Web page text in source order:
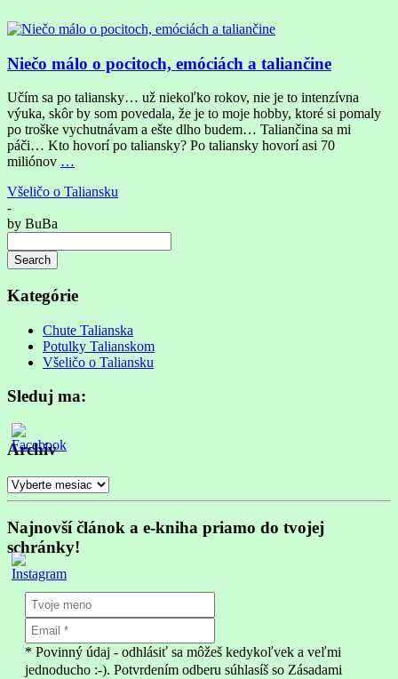
Niečo málo o pocitoch, emóciách a taliančine
Učím sa po taliansky… už niekoľko rokov, nie je to intenzívna
výuka, skôr by som povedala, že je to moje hobby, ktoré si pomaly
po troške vychutnávam a ešte dlho budem… Taliančina sa mi
páči… Kto hovorí po taliansky? Po taliansky hovorí asi 70
miliónov …
Všeličo o Taliansku
-
by BuBa
Search
is
progress
Kategórie
Chute Talianska
Potulky Talianskom
Všeličo o Taliansku
Sleduj ma:
Archív
Archív
Najnovší článok a e-kniha priamo do tvojej
schránky!
* Povinný údaj - odhlásiť sa môžeš kedykoľvek a veľmi
jednoducho :-). Potvrdením odberu súhlasíš so Zásadami